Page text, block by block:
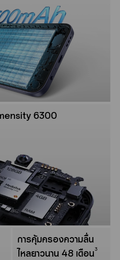
6300
การคุ้มครองความลื่น
ไหลยาวนาน 48 เดือน3